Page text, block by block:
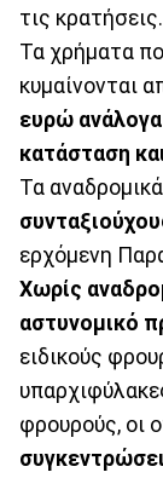
τις κρατήσεις.
Τα χρήματα
κυμαίνονται
ευρώ ανάλογα
κατάσταση
Τα
ερχόμενη
Χωρίς
αστυνομικό
ειδικούς
φρουρούς, οι